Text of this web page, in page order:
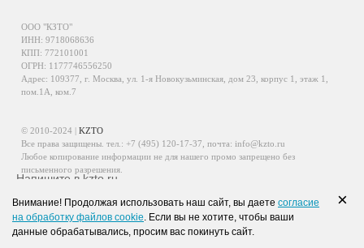
ООО "КЗТО"
ИНН: 9718068636
КПП: 772101001
ОГРН: 1177746556250
Адрес: 109377, г. Москва, ул. 1-я Новокузьминская, дом 23, корпус 1, этаж 1,
пом.1А, ком.7
© 2010-2024 |KZTO
Все права защищены. тел.: +7 (495) 120-17-37 , почта: info@kzto.ru
Любое копирование информации не для нашего промо запрещено без
письменного разрешения.
Информация, размещенная на сайте, не является публичной офертой.
Политика обработки персональных данных
Политика конфиденциальности персональных данных
Напишите в kzto.ru
WhatsApp
Telegram
×
Внимание! Продолжая использовать наш сайт, вы даете согласие
на обработку файлов cookie. Если вы не хотите, чтобы ваши
данные обрабатывались, просим вас покинуть сайт.